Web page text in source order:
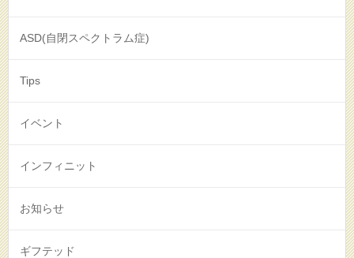
ASD(自閉スペクトラム症)
Tips
イベント
インフィニット
お知らせ
ギフテッド